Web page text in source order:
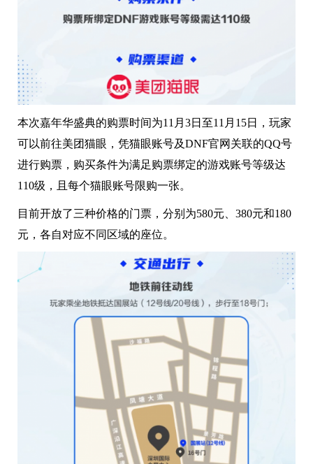
本次嘉年华盛典的购票时间为11月3日至11月15日，玩家
可以前往美团猫眼，凭猫眼账号及DNF官网关联的QQ号
进行购票，购买条件为满足购票绑定的游戏账号等级达
110级，且每个猫眼账号限购一张。
目前开放了三种价格的门票，分别为580元、380元和180
元，各自对应不同区域的座位。